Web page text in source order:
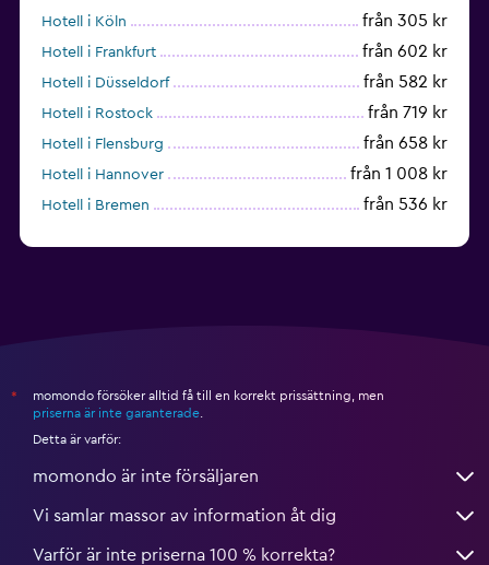
Hotell i Köln från 305 kr
Hotell i Frankfurt från 602 kr
Hotell i Düsseldorf från 582 kr
Hotell i Rostock från 719 kr
Hotell i Flensburg från 658 kr
Hotell i Hannover från 1 008 kr
Hotell i Bremen från 536 kr
*
momondo försöker alltid få till en korrekt prissättning, men
priserna är inte garanterade
Detta är varför:
momondo är inte försäljaren
Vi samlar massor av information åt dig
Varför är inte priserna 100 % korrekta?